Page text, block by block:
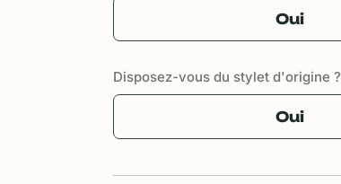
Oui
Disposez-vous du stylet d'origine ?
Oui